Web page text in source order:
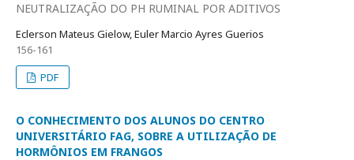
NEUTRALIZAÇÃO DO PH RUMINAL POR ADITIVOS
Eclerson Mateus Gielow, Euler Marcio Ayres Guerios
156-161
PDF
O CONHECIMENTO DOS ALUNOS DO CENTRO
UNIVERSITÁRIO FAG, SOBRE A UTILIZAÇÃO DE
HORMÔNIOS EM FRANGOS